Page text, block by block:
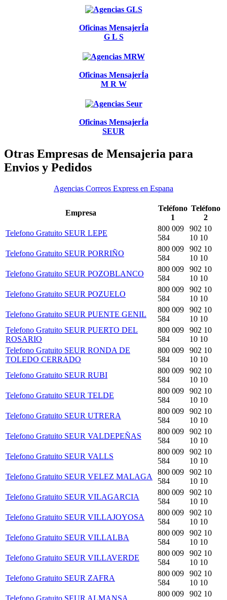
Oficinas MensajerÍa
G L S
Oficinas MensajerÍa
M R W
Oficinas MensajerÍa
SEUR
Otras Empresas de Mensajeria para
Envios y Pedidos
Agencias Correos Express en Espana
Empresa
Teléfono
1
Teléfono
2
Telefono Gratuito SEUR LEPE
800 009
584
902 10
10 10
Telefono Gratuito SEUR PORRIÑO
800 009
584
902 10
10 10
Telefono Gratuito SEUR POZOBLANCO
800 009
584
902 10
10 10
Telefono Gratuito SEUR POZUELO
800 009
584
902 10
10 10
Telefono Gratuito SEUR PUENTE GENIL
800 009
584
902 10
10 10
Telefono Gratuito SEUR PUERTO DEL
ROSARIO
800 009
584
902 10
10 10
Telefono Gratuito SEUR RONDA DE
TOLEDO CERRADO
800 009
584
902 10
10 10
Telefono Gratuito SEUR RUBI
800 009
584
902 10
10 10
Telefono Gratuito SEUR TELDE
800 009
584
902 10
10 10
Telefono Gratuito SEUR UTRERA
800 009
584
902 10
10 10
Telefono Gratuito SEUR VALDEPEÑAS
800 009
584
902 10
10 10
Telefono Gratuito SEUR VALLS
800 009
584
902 10
10 10
Telefono Gratuito SEUR VELEZ MALAGA
800 009
584
902 10
10 10
Telefono Gratuito SEUR VILAGARCIA
800 009
584
902 10
10 10
Telefono Gratuito SEUR VILLAJOYOSA
800 009
584
902 10
10 10
Telefono Gratuito SEUR VILLALBA
800 009
584
902 10
10 10
Telefono Gratuito SEUR VILLAVERDE
800 009
584
902 10
10 10
Telefono Gratuito SEUR ZAFRA
800 009
584
902 10
10 10
800 009
902 10